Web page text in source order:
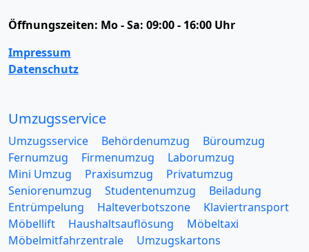
Öffnungszeiten: Mo - Sa: 09:00 - 16:00 Uhr
Impressum
Datenschutz
Umzugsservice
Umzugsservice Behördenumzug
Büroumzug
Fernumzug
Firmenumzug
Laborumzug
Mini Umzug
Praxisumzug
Privatumzug
Seniorenumzug
Studentenumzug
Beiladung
Entrümpelung
Halteverbotszone
Klaviertransport
Möbellift
Haushaltsauflösung
Möbeltaxi
Möbelmitfahrzentrale
Umzugskartons